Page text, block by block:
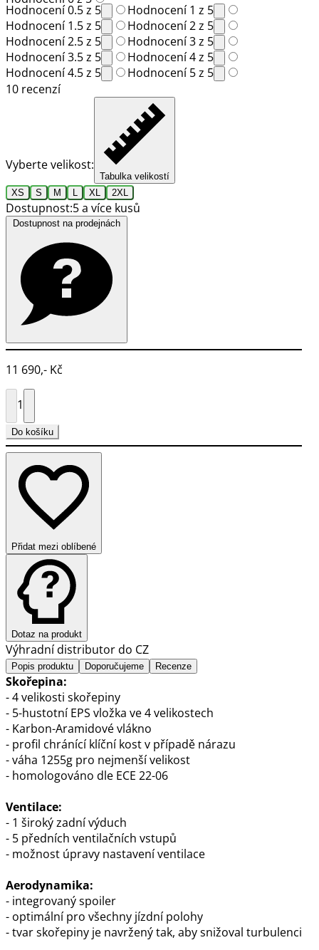
Hodnocení 0.5 z 5
Hodnocení 1 z 5
Hodnocení 1.5 z 5
Hodnocení 2 z 5
Hodnocení 2.5 z 5
Hodnocení 3 z 5
Hodnocení 3.5 z 5
Hodnocení 4 z 5
Hodnocení 4.5 z 5
Hodnocení 5 z 5
10 recenzí
Vyberte velikost:
Tabulka velikostí
XS
S M XL 2XL
Dostupnost:5 a více kusů
11 690,- Kč
1
Do košíku
Přidat mezi oblíbené
Dotaz na produkt
Výhradní distributor do CZ
Popis produktu Doporučujeme Recenze
Skořepina:
- 4 velikosti skořepiny
- 5-hustotní EPS vložka ve 4 velikostech
- Karbon-Aramidové vlákno
- profil chránící klíční kost v případě nárazu
- váha 1255g pro nejmenší velikost
- homologováno dle ECE 22-06
Ventilace:
- 1 široký zadní výduch
- 5 předních ventilačních vstupů
- možnost úpravy nastavení ventilace
Aerodynamika:
- integrovaný spoiler
- optimální pro všechny jízdní polohy
- tvar skořepiny je navržený tak, aby snižoval turbulenci